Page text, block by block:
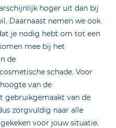
hoger uit dan bij
Daarnaast nemen we ook
je nodig hebt om tot een
mee bij het
de
schade. Voor
van de
gebruikgemaakt van de
zorgvuldig naar alle
voor jouw situatie.